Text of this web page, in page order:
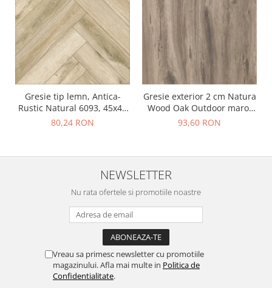
Gresie tip lemn, Antica-
Rustic Natural 6093, 45x45
cm, portelanata, bej, finisaj
80,24 RON
Gresie exterior 2 cm Natura
Wood Oak Outdoor maro,
0.73mp/cut
93,60 RON
NEWSLETTER
Nu rata ofertele si promotiile noastre
Vreau sa primesc newsletter cu promotiile
magazinului. Afla mai multe in Politica de
Confidentialitate.